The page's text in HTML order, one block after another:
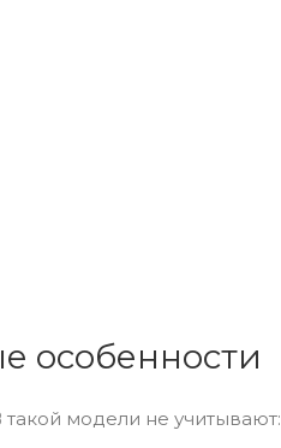
особенности
модели не учитывают: